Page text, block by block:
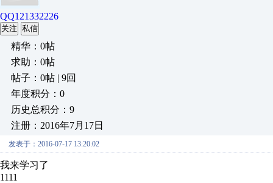
QQ121332226
关注 私信
精华：0帖
求助：0帖
帖子：0帖 | 9回
年度积分：0
历史总积分：9
注册：2016年7月17日
发表于：2016-07-17 13:20:02
我来学习了
1111